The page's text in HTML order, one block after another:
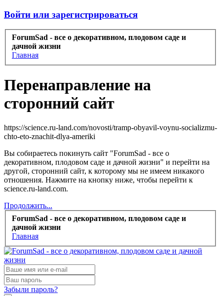
Войти или зарегистрироваться
ForumSad - все о декоративном, плодовом саде и
дачной жизни
Главная
Перенаправление на
сторонний сайт
https://science.ru-land.com/novosti/tramp-obyavil-voynu-socializmu-
chto-eto-znachit-dlya-ameriki
Вы собираетесь покинуть сайт "ForumSad - все о
декоративном, плодовом саде и дачной жизни" и перейти на
другой, сторонний сайт, к которому мы не имеем никакого
отношения. Нажмите на кнопку ниже, чтобы перейти к
science.ru-land.com.
Продолжить...
ForumSad - все о декоративном, плодовом саде и
дачной жизни
Главная
Забыли пароль?